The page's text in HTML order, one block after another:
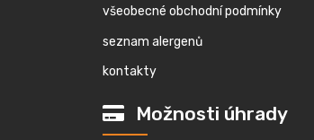
všeobecné obchodní podmínky
seznam alergenů
kontakty
Možnosti úhrady